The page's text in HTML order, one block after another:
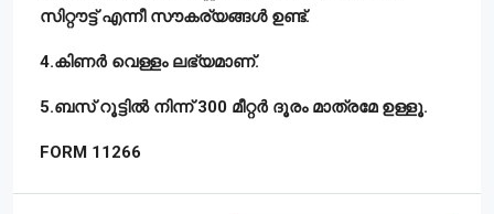
സിറ്റൗട്ട് എന്നീ സൗകര്യങ്ങൾ ഉണ്ട്.
4.കിണർ വെള്ളം ലഭ്യമാണ്.
5.ബസ് റൂട്ടിൽ നിന്ന് 300 മീറ്റർ ദൂരം മാത്രമേ ഉള്ളൂ.
FORM 11266